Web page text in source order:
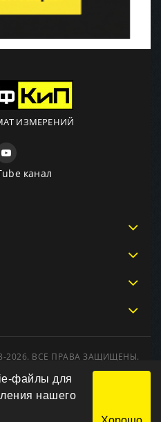
ИЗМЕРЕНИЙ
канал
ВСЕ ПРАВА ЗАЩИЩЕНЫ.
сайта ссылка на источник
справочный характер и не
определяемой положениями
кодекса РФ.
файлы для
нашего